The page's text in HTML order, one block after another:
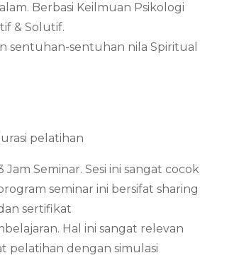
Berbasi Keilmuan Psikologi
& Solutif.
sentuhan-sentuhan nila Spiritual
pelatihan
Seminar. Sesi ini sangat cocok
seminar ini bersifat sharing
sertifikat
Hal ini sangat relevan
pelatihan dengan simulasi